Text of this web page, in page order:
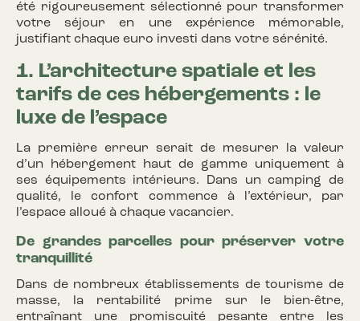
été rigoureusement sélectionné pour transformer
votre séjour en une expérience mémorable,
justifiant chaque euro investi dans votre sérénité.
1. L’architecture spatiale et les
tarifs de ces hébergements : le
luxe de l’espace
La première erreur serait de mesurer la valeur
d’un hébergement haut de gamme uniquement à
ses équipements intérieurs. Dans un camping de
qualité, le confort commence à l’extérieur, par
l’espace alloué à chaque vacancier.
De grandes parcelles pour préserver votre
tranquillité
Dans de nombreux établissements de tourisme de
masse, la rentabilité prime sur le bien-être,
entraînant une promiscuité pesante entre les